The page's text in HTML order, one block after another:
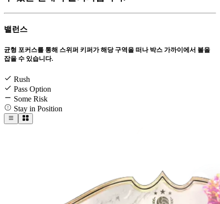
밸런스
균형 포커스를 통해 스위퍼 키퍼가 해당 구역을 떠나 박스 가까이에서 볼을
잡을 수 있습니다.
Rush
Pass Option
Some Risk
Stay in Position